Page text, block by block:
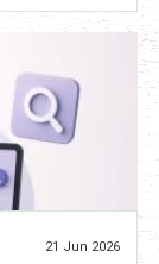
21 Jun 2026